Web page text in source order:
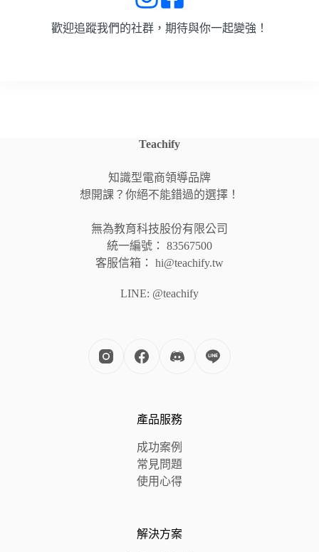
歡迎追蹤我們的社群，期待與你一起變強！
Teachify
知識型電商領導品牌
想開課？你絕不能錯過的選擇！
無為教育科技股份有限公司
統一編號： 83567500
客服信箱： hi@teachify.tw
LINE: @teachify
產品服務
成功案例
常見問題
使用心得
解決方案